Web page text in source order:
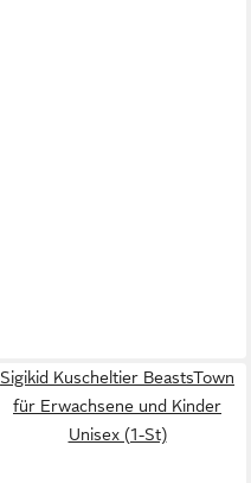
Sigikid Kuscheltier BeastsTown
für Erwachsene und Kinder
Unisex (1-St)